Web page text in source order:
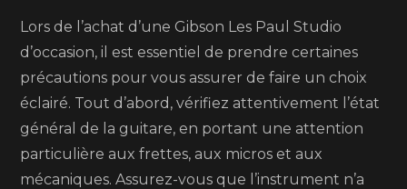
Lors de l’achat d’une Gibson Les Paul Studio
d’occasion, il est essentiel de prendre certaines
précautions pour vous assurer de faire un choix
éclairé. Tout d’abord, vérifiez attentivement l’état
général de la guitare, en portant une attention
particulière aux frettes, aux micros et aux
mécaniques. Assurez-vous que l’instrument n’a